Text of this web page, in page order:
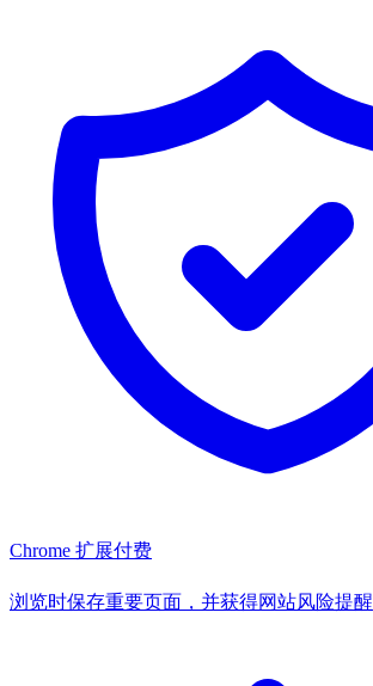
Chrome 扩展付费
浏览时保存重要页面，并获得网站风险提醒